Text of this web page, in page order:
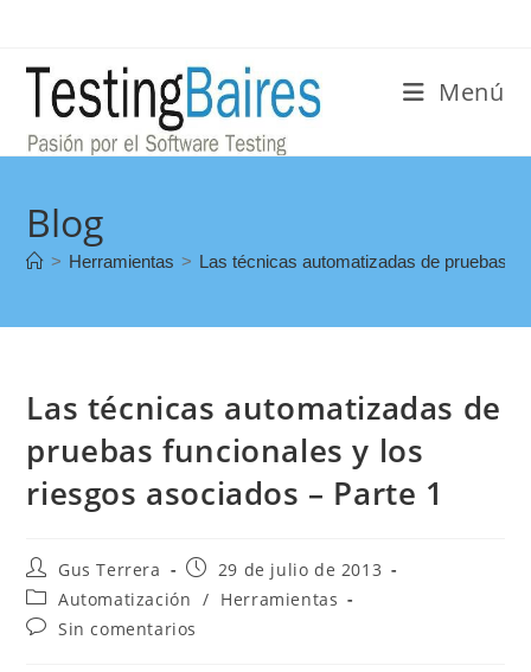
Menú
Blog
> Herramientas > Las técnicas automatizadas de pruebas
Las técnicas automatizadas de
pruebas funcionales y los
riesgos asociados – Parte 1
Gus Terrera
29 de julio de 2013
Automatización / Herramientas
Sin comentarios